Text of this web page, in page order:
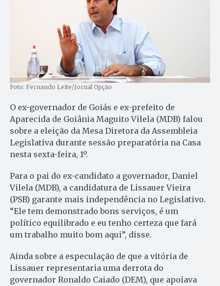
Foto: Fernando Leite/Jornal Opção
O ex-governador de Goiás e ex-prefeito de
Aparecida de Goiânia Maguito Vilela (MDB) falou
sobre a eleição da Mesa Diretora da Assembleia
Legislativa durante sessão preparatória na Casa
nesta sexta-feira, 1º.
Para o pai do ex-candidato a governador, Daniel
Vilela (MDB), a candidatura de Lissauer Vieira
(PSB) garante mais independência no Legislativo.
“Ele tem demonstrado bons serviços, é um
político equilibrado e eu tenho certeza que fará
um trabalho muito bom aqui”, disse.
Ainda sobre a especulação de que a vitória de
Lissauer representaria uma derrota do
governador Ronaldo Caiado (DEM), que apoiava